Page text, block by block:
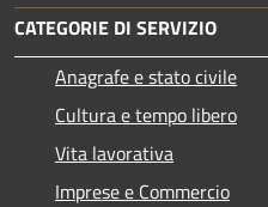
CATEGORIE DI SERVIZIO
Anagrafe e stato civile
Cultura e tempo libero
Vita lavorativa
Imprese e Commercio